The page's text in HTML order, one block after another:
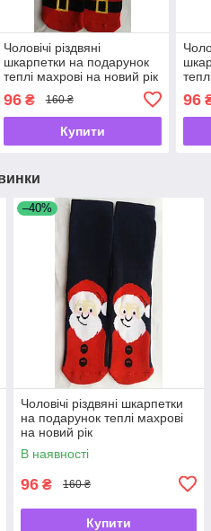
Чоловічі різдвяні
шкарпетки на подарунок
теплі махрові на новий рік
96₴ 160 ₴
Купити
96
–40%
Чоловічі різдвяні шкарпетки
на подарунок теплі махрові
на новий рік
В наявності
96 ₴ 160 ₴
Купити